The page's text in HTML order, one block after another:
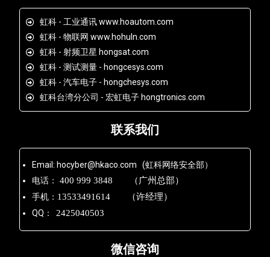
虹科 - 工业通讯 www.hoautom.com
虹科 - 物联网 www.hohuln.com
虹科 - 射频卫星 hongsat.com
虹科 - 测试测量 - hongcesys.com
虹科 - 汽车电子 - hongchesys.com
虹科台湾分公司 - 宏虹电子 hongtronics.com
联系我们
Email: hocyber@hkaco.com (虹科网络安全部）
电话：
400 999 3848 （广州总部）
手机： 13533491614 （许经理）
QQ：2425040503
微信咨询